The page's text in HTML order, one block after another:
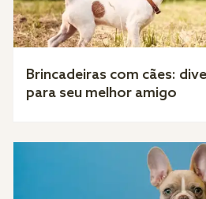
Brincadeiras com cães:
para seu melhor amigo